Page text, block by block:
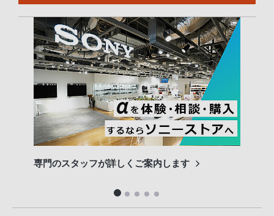
専門のスタッフが詳しくご案内します